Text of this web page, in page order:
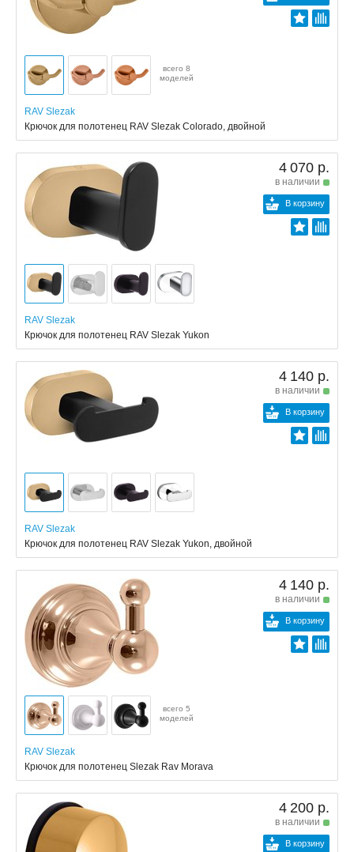
всего 8
моделей
RAV Slezak
Крючок для полотенец RAV Slezak Colorado, двойной
4 070 р.
в наличии
В корзину
RAV Slezak
Крючок для полотенец RAV Slezak Yukon
4 140 р.
в наличии
В корзину
RAV Slezak
Крючок для полотенец RAV Slezak Yukon, двойной
4 140 р.
в наличии
В корзину
всего 5
моделей
RAV Slezak
Крючок для полотенец Slezak Rav Morava
4 200 р.
в наличии
В корзину